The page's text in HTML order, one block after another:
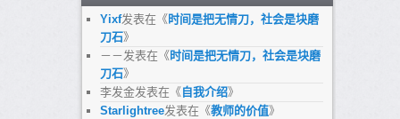
Yixf发表在《 时间是把无情刀，社会是块磨
刀石》
－－发表在《 时间是把无情刀，社会是块磨
刀石》
李发金发表在《 自我介绍》
Starlightree发表在《教师的价值》